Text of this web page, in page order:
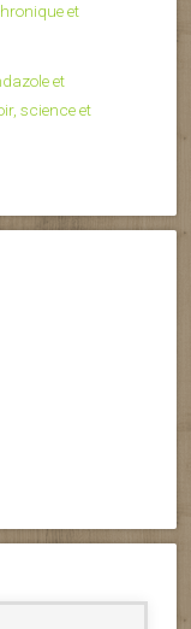
et
et
science et